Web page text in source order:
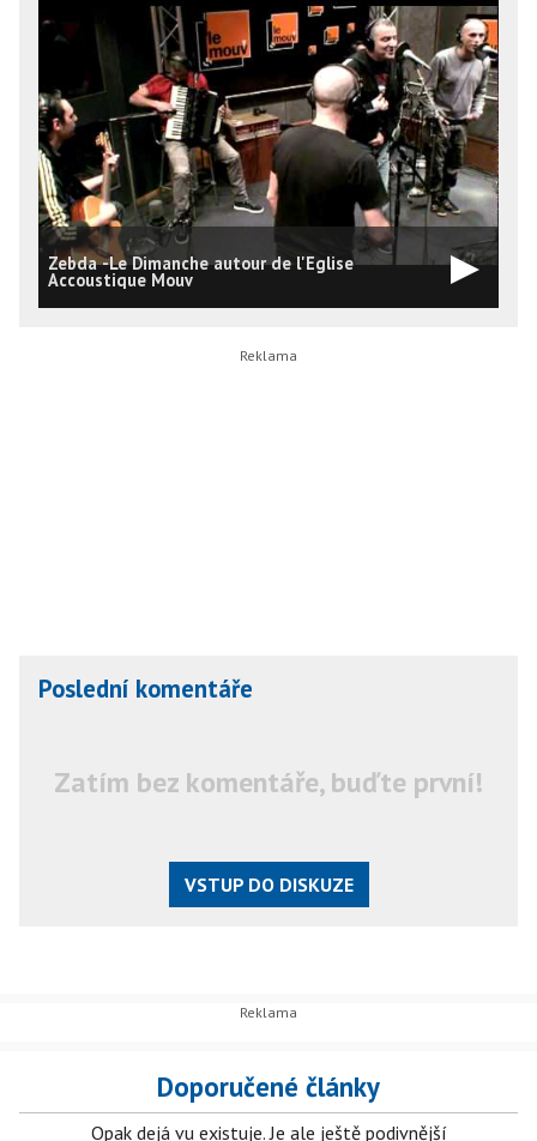
Zebda -Le Dimanche autour de l'Eglise
Accoustique Mouv
Poslední komentáře
Zatím bez komentáře, buďte první!
VSTUP DO DISKUZE
Doporučené články
Opak dejá vu existuje. Je ale ještě podivnější